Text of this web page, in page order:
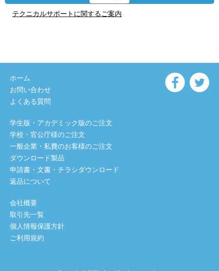
テクニカルサポートに関するご案内
ホーム
お問い合わせ
よくある質問
学生版・アカデミック版のご注文
学校・官公庁様のご注文
一般企業・私費のお客様のご注文
ダウンロード製品
申請書・文書・チラシダウンロード
返品について
会社概要
取引先一覧
個人情報保護方針
ご利用規約